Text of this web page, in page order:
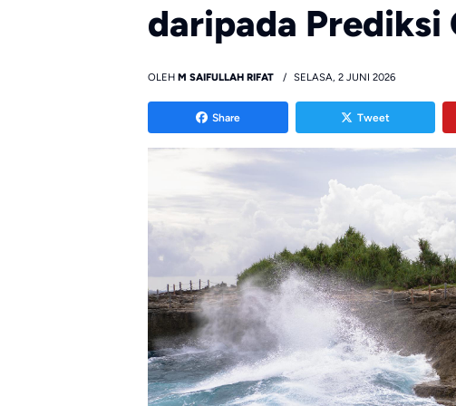
daripada Prediksi
OLEH M SAIFULLAH RIFAT SELASA, 2 JUNI 2026
Share Tweet